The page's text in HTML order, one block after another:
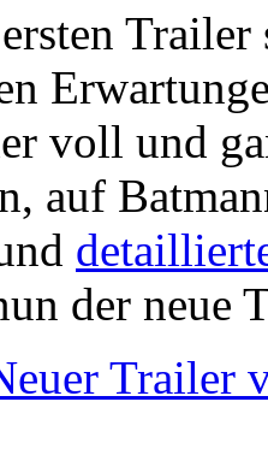
voll und
auf
der neue
Trailer